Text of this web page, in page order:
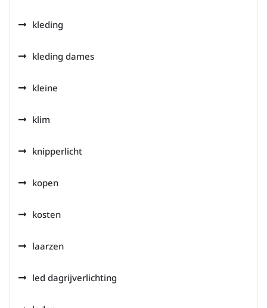
kleding
kleding dames
kleine
klim
knipperlicht
kopen
kosten
laarzen
led dagrijverlichting